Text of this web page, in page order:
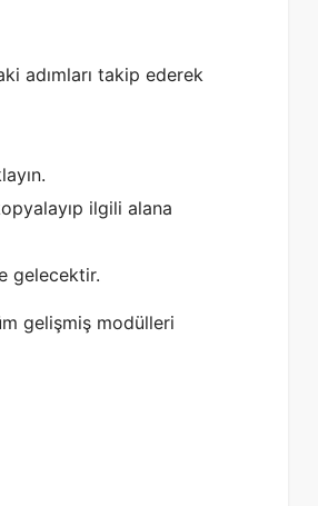
adımları takip ederek
ilgili alana
gelecektir.
gelişmiş modülleri